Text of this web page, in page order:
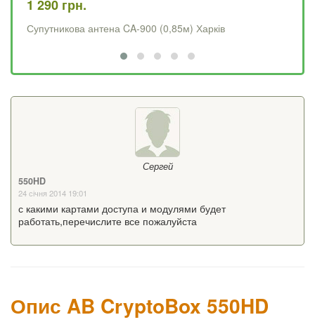
1 290 грн.
Супутникова антена CA-900 (0,85м) Харків
Сергей
550HD
24 січня 2014 19:01
с какими картами доступа и модулями будет
работать,перечислите все пожалуйста
Опис AB CryptoBox 550HD